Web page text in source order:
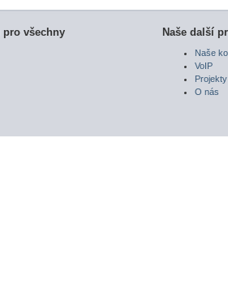
pro všechny Naše další
Naše
VoIP
Projekty
O nás